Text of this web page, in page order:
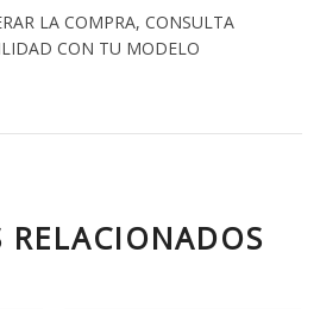
LA COMPRA, CONSULTA
CON TU MODELO
RELACIONADOS